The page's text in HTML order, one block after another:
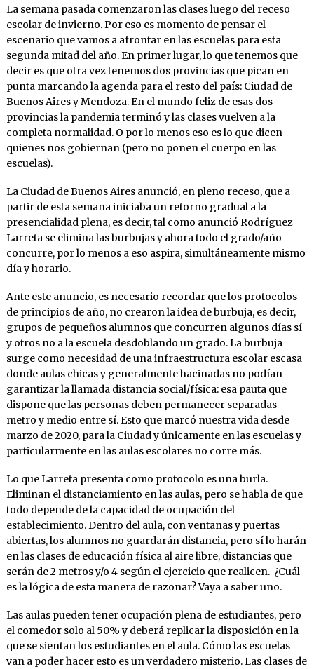
La semana pasada comenzaron las clases luego del receso
escolar de invierno. Por eso es momento de pensar el
escenario que vamos a afrontar en las escuelas para esta
segunda mitad del año. En primer lugar, lo que tenemos que
decir es que otra vez tenemos dos provincias que pican en
punta marcando la agenda para el resto del país: Ciudad de
Buenos Aires y Mendoza. En el mundo feliz de esas dos
provincias la pandemia terminó y las clases vuelven a la
completa normalidad. O por lo menos eso es lo que dicen
quienes nos gobiernan (pero no ponen el cuerpo en las
escuelas).
La Ciudad de Buenos Aires anunció, en pleno receso, que a
partir de esta semana iniciaba un retorno gradual a la
presencialidad plena, es decir, tal como anunció Rodríguez
Larreta se elimina las burbujas y ahora todo el grado/año
concurre, por lo menos a eso aspira, simultáneamente mismo
día y horario.
Ante este anuncio, es necesario recordar que los protocolos
de principios de año, no crearon la idea de burbuja, es decir,
grupos de pequeños alumnos que concurren algunos días sí
y otros no a la escuela desdoblando un grado. La burbuja
surge como necesidad de una infraestructura escolar escasa
donde aulas chicas y generalmente hacinadas no podían
garantizar la llamada distancia social/física: esa pauta que
dispone que las personas deben permanecer separadas
metro y medio entre sí. Esto que marcó nuestra vida desde
marzo de 2020, para la Ciudad y únicamente en las escuelas y
particularmente en las aulas escolares no corre más.
Lo que Larreta presenta como protocolo es una burla.
Eliminan el distanciamiento en las aulas, pero se habla de que
todo depende de la capacidad de ocupación del
establecimiento. Dentro del aula, con ventanas y puertas
abiertas, los alumnos no guardarán distancia, pero sí lo harán
en las clases de educación física al aire libre, distancias que
serán de 2 metros y/o 4 según el ejercicio que realicen. ¿Cuál
es la lógica de esta manera de razonar? Vaya a saber uno.
Las aulas pueden tener ocupación plena de estudiantes, pero
el comedor solo al 50% y deberá replicar la disposición en la
que se sientan los estudiantes en el aula. Cómo las escuelas
van a poder hacer esto es un verdadero misterio. Las clases de